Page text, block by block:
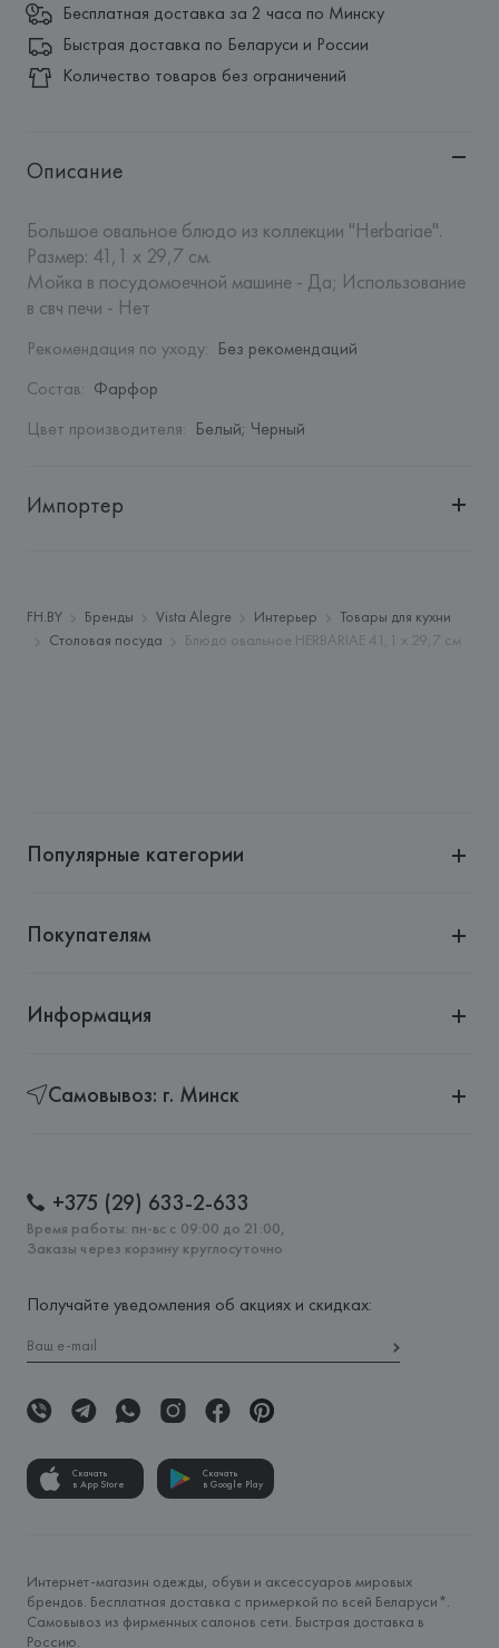
Бесплатная доставка за 2 часа по Минску
Быстрая доставка по Беларуси и России
Количество товаров без ограничений
Описание
Большое овальное блюдо из коллекции "Herbariae".
Размер: 41,1 х 29,7 см.
Мойка в посудомоечной машине - Да; Использование
в свч печи - Нет
Рекомендация по уходу: Без рекомендаций
Состав: Фарфор
Цвет производителя: Белый; Черный
Импортер
Адрес:
Республика Беларусь, 220035, г. Минск, ул.
Тимирязева, 72A
FH.BY Бренды Vista Alegre Интерьер
Товары для кухни
Столовая посуда
Блюдо овальное HERBARIAE 41,1 х 29,7 см
Популярные категории
Покупателям
Информация
Самовывоз: г. Минск
+375 (29) 633-2-633
Время работы: пн-вс с 09:00 до 21:00,
Заказы через корзину круглосуточно
Получайте уведомления об акциях и скидках:
Скачать
в App Store
Скачать
в Google Play
Интернет-магазин одежды, обуви и аксессуаров мировых
брендов. Бесплатная доставка с примеркой по всей Беларуси*.
Самовывоз из фирменных салонов сети. Быстрая доставка в
Россию.